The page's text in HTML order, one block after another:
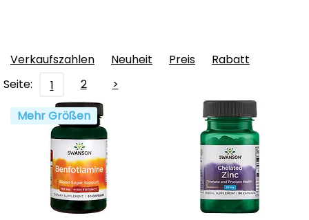
Verkaufszahlen Neuheit Preis
Rabatt
Seite:
1 2
>
Mehr Größen